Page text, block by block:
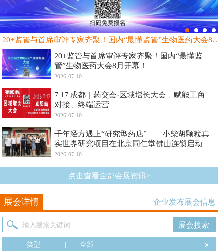
20+监管与首席审评专家齐聚！国内“最
20+监管与首席审评专家齐聚！国内“最懂监
管”生物医药大会8月开幕！
2026-07-10
7.17 成都｜药交会·区域增长大会，赋能工商
对接、终端运营
2026-07-10
千年经方遇上“研究型药店”——小柴胡颗粒真
实世界研究项目在北京同仁堂佛山连锁启动
2026-07-10
点击查看全部会展资讯>
展会详情 企业发布展会信息
类型
全部